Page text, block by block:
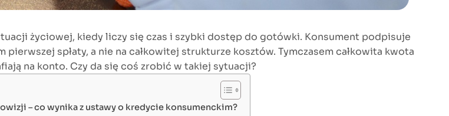
życiowej, kiedy liczy się czas i szybki dostęp do gotówki. Konsument podpisuje
spłaty, a nie na całkowitej strukturze kosztów. Tymczasem całkowita kwota
na konto. Czy da się coś zrobić w takiej sytuacji?
– co wynika z ustawy o kredycie konsumenckim?